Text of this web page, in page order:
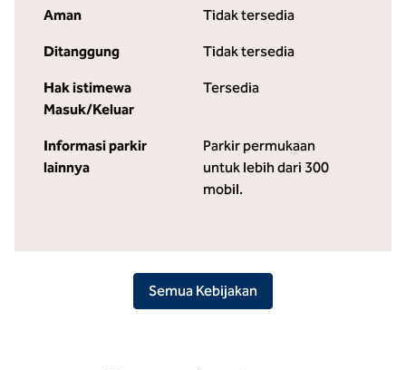
Aman Tidak tersedia
Ditanggung Tidak tersedia
Hak istimewa
Masuk/Keluar
Tersedia
Informasi parkir
lainnya
Parkir permukaan
untuk lebih dari 300
mobil.
Semua Kebijakan